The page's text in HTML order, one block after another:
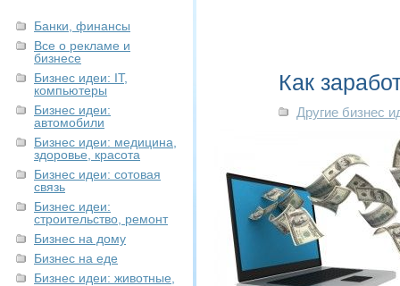
Банки, финансы
Все о рекламе и
бизнесе
Бизнес идеи: IT,
компьютеры
Бизнес идеи:
автомобили
Бизнес идеи: медицина,
здоровье, красота
Бизнес идеи: сотовая
связь
Бизнес идеи:
строительство, ремонт
Бизнес на дому
Бизнес на еде
Бизнес идеи: животные,
Как
Другие бизнес